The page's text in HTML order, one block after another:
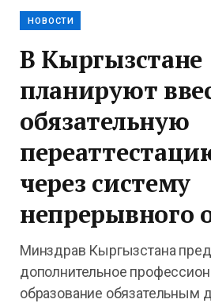
НОВОСТИ
В Кыргызстане
планируют
обязательную
через систему
непрерывного
Минздрав Кыргызстана
дополнительное
образование обязательным